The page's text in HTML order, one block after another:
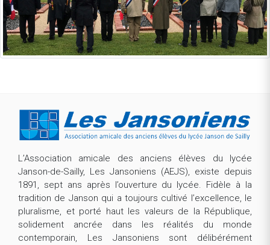
L’Association amicale des anciens élèves du lycée
Janson-de-Sailly, Les Jansoniens (AEJS), existe depuis
1891, sept ans après l’ouverture du lycée. Fidèle à la
tradition de Janson qui a toujours cultivé l’excellence, le
pluralisme, et porté haut les valeurs de la République,
solidement ancrée dans les réalités du monde
contemporain, Les Jansoniens sont délibérément